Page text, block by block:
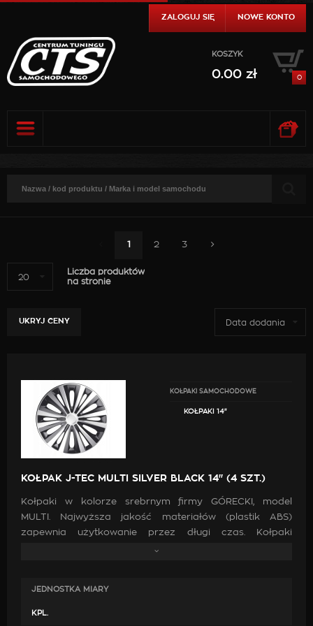
ZALOGUJ SIĘ NOWE KONTO
KOSZYK
0.00 zł 0
1 2 3
20
Liczba produktów
na stronie
UKRYJ CENY Data dodania
KOŁPAKI SAMOCHODOWE
KOŁPAKI 14"
KOŁPAK J-TEC MULTI SILVER BLACK 14" (4 SZT.)
Kołpaki w kolorze srebrnym firmy GÓRECKI, model
MULTI. Najwyższa jakość materiałów (plastik ABS)
zapewnia użytkowanie przez długi czas. Kołpaki
wciskane na felgi dzięki czemu montaż trwa kilka chwil a
któremu idealnie dopasujesz kołpak do felgi. Kołpaki
zostały wyprodukowane w Polsce.
JEDNOSTKA MIARY
KPL.